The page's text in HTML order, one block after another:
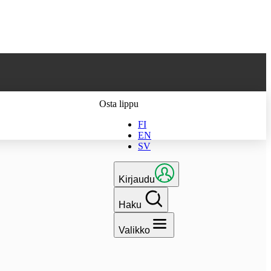
Osta lippu
FI
EN
SV
Kirjaudu
Haku
Valikko